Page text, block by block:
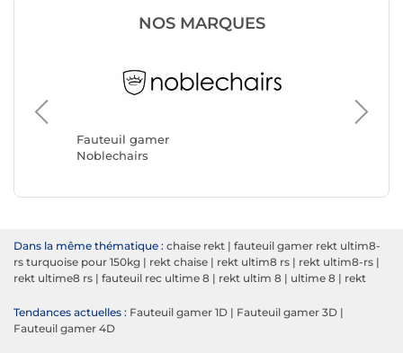
NOS MARQUES
Fauteuil gamer
Noblechairs
Dans la même thématique : chaise rekt | fauteuil gamer rekt ultim8-
rs turquoise pour 150kg | rekt chaise | rekt ultim8 rs | rekt ultim8-rs |
rekt ultime8 rs | fauteuil rec ultime 8 | rekt ultim 8 | ultime 8 | rekt
Tendances actuelles : Fauteuil gamer 1D | Fauteuil gamer 3D |
Fauteuil gamer 4D